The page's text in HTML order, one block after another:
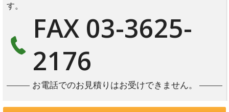
す。
FAX 03-3625-
2176
お電話でのお見積りはお受けできません。